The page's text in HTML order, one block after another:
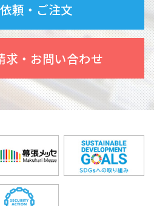
頼・ご注文
求・お問い合わせ